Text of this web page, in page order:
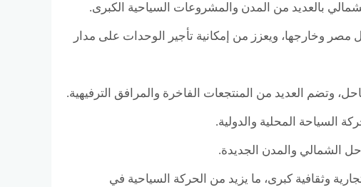
الزوار من داخل مصر وخارجها، ويعزز من إمكانية تأجير الوحدات على مدار
وتجارية وثقافية كبرى، ما يزيد من الحركة السياحية في